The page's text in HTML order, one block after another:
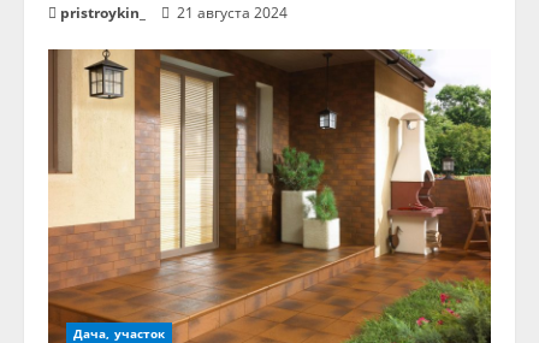
pristroykin_ 21 августа 2024
Дача, участок